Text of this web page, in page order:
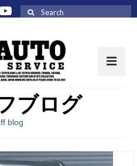
ブログ
blog